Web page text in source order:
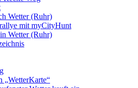
Wetter (Ruhr)
mit myCityHunt
Wetter (Ruhr)
„WetterKarte“